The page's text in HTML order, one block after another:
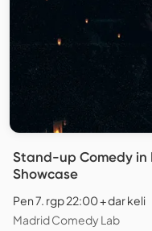
Stand-up Comedy in
Showcase
Pen 7. rgp 22:00 + dar keli
Madrid Comedy Lab